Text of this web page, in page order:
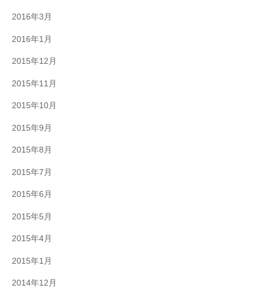
2016年3月
2016年1月
2015年12月
2015年11月
2015年10月
2015年9月
2015年8月
2015年7月
2015年6月
2015年5月
2015年4月
2015年1月
2014年12月